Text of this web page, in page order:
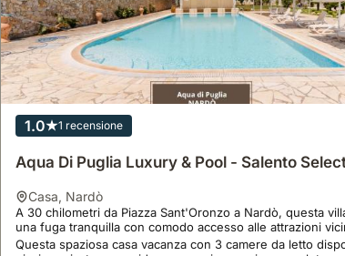
1.0 1 recensione
Aqua Di Puglia Luxury & Pool - Salento
casa, Nardò
A 30 chilometri da Piazza Sant'Oronzo a Nardò, questa
una fuga tranquilla con comodo accesso alle attrazioni
Questa spaziosa casa vacanza con 3 camere da letto